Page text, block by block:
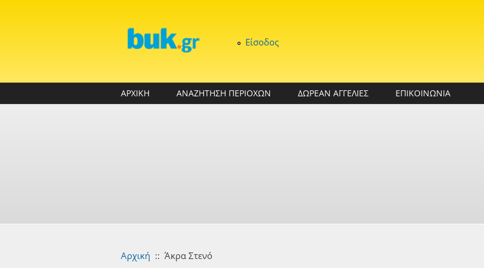
Είσοδος
ΑΡΧΙΚΗ ΑΝΑΖΗΤΗΣΗ ΠΕΡΙΟΧΩΝ ΔΩΡΕΑΝ ΑΓΓΕΛΙΕΣ ΕΠΙΚΟΙΝΩΝΙΑ
Αρχική :: Άκρα Στενό